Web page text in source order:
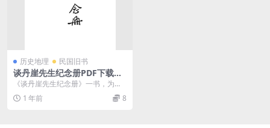
历史地理 民国旧书
谈丹崖先生纪念册PDF下载，
谈丹崖年谱
《谈丹崖先生纪念册》一书，为纪
念近代著名银行家、实业家谈丹崖
先生（谈荔孙，188...
1 年前 8